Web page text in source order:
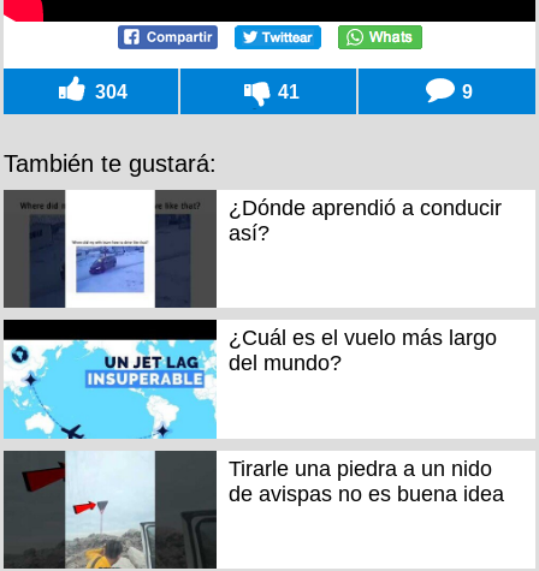
304 41 9
También te gustará:
¿Dónde aprendió a conducir
así?
¿Cuál es el vuelo más largo
del mundo?
Tirarle una piedra a un nido
de avispas no es buena idea